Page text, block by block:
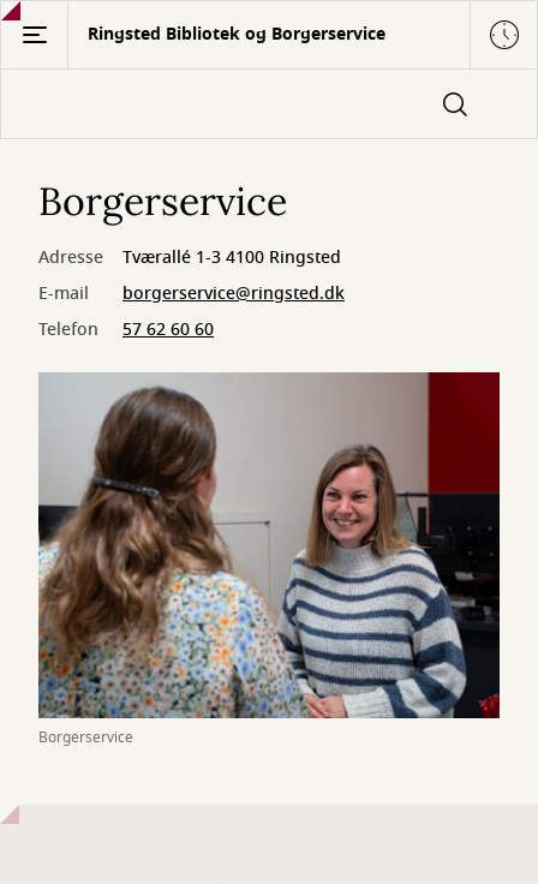
Gå
hovedindhold
Ringsted Bibliotek og Borgerservice
Borgerservice
Borgerservice
Adresse
Tværallé 1-3 4100 Ringsted
E-mail
borgerservice@ringsted.dk
Telefon
57 62 60 60